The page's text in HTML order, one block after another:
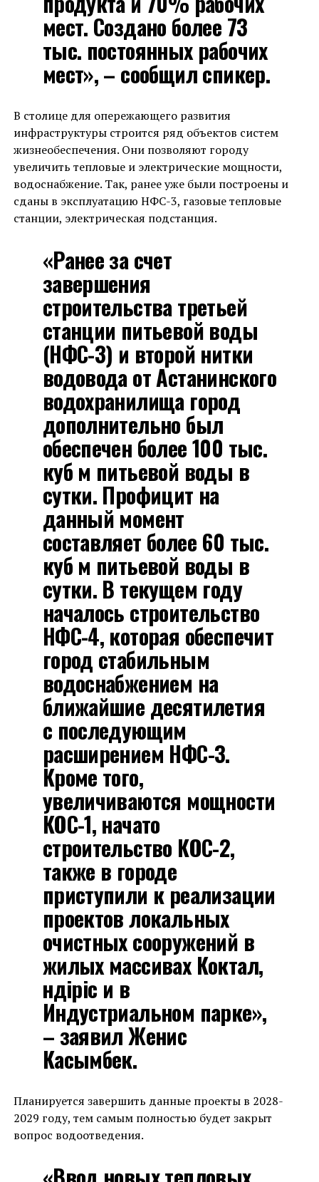
мест. Создано более 73
тыс. постоянных рабочих
мест», – сообщил спикер.
В столице для опережающего развития
инфраструктуры строится ряд объектов систем
жизнеобеспечения. Они позволяют городу
увеличить тепловые и электрические мощности,
водоснабжение. Так, ранее уже были построены и
сданы в эксплуатацию НФС-3, газовые тепловые
станции, электрическая подстанция.
«Ранее за счет
завершения
строительства третьей
станции питьевой воды
(НФС-3) и второй нитки
водовода от Астанинского
водохранилища город
дополнительно был
обеспечен более 100 тыс.
куб м питьевой воды в
сутки. Профицит на
данный момент
составляет более 60 тыс.
куб м питьевой воды в
сутки. В текущем году
началось строительство
НФС-4, которая обеспечит
город стабильным
водоснабжением на
ближайшие десятилетия
с последующим
расширением НФС-3.
Кроме того,
увеличиваются мощности
КОС-1, начато
строительство КОС-2,
также в городе
приступили к реализации
проектов локальных
очистных сооружений в
жилых массивах Коктал,
Өндіріс и в
Индустриальном парке»,
– заявил Женис
Касымбек.
Планируется завершить данные проекты в 2028-
2029 году, тем самым полностью будет закрыт
вопрос водоотведения.